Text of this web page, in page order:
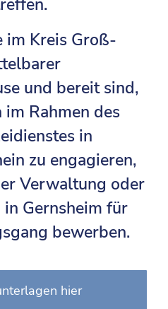
im Kreis Groß-
und bereit sind,
Rahmen des
in
zu engagieren,
Verwaltung oder
Gernsheim für
bewerben.
hier